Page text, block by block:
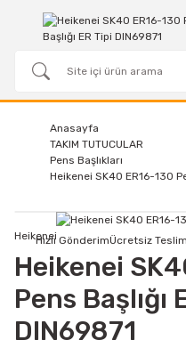
Anasayfa
TAKIM TUTUCULAR
Pens Başlıkları
Heikenei SK40 ER16-130
Hızlı GönderimÜcretsiz
Heikenei
Heikenei
Pens Başlığı
DIN69871